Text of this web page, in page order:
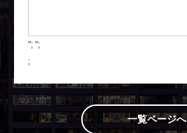
"; ";
;
一覧ページへ